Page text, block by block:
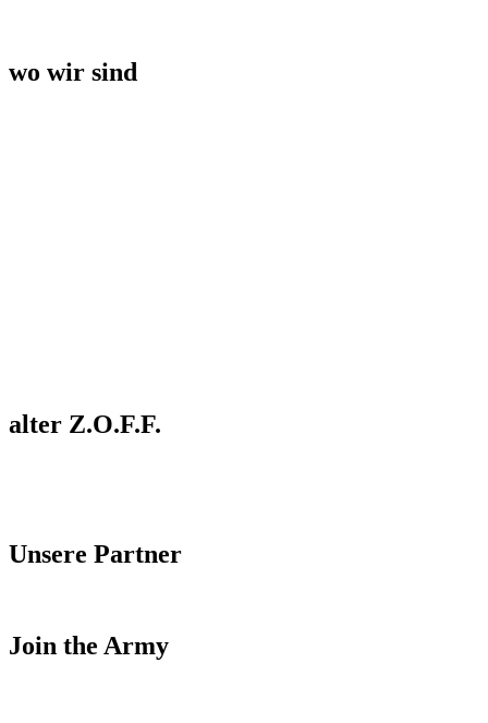
wo wir sind
alter Z.O.F.F.
Unsere Partner
Join the Army